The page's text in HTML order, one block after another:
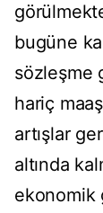
bugüne
sözleşme
hariç
artışlar
altında
ekonomik